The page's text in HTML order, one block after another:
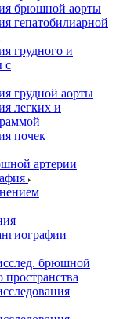
брюшной аорты
гепатобилиарной
грудного и
с
грудной аорты
легких и
почек
артерии
брюшной